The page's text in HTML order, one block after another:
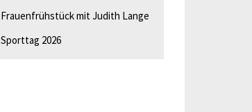
Frauenfrühstück mit Judith Lange
Sporttag 2026